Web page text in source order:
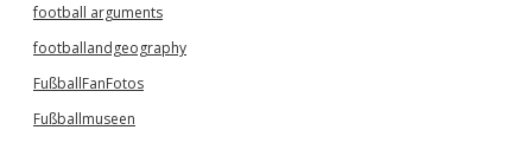
football arguments
footballandgeography
FußballFanFotos
Fußballmuseen